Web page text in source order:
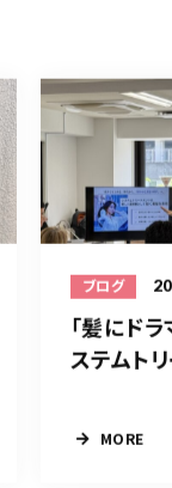
ブログ
「髪にドラ
ステムト
MORE